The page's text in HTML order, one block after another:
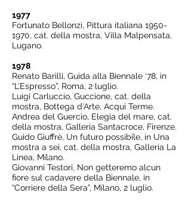
1977
Fortunato Bellonzi, Pittura italiana 1950-
1970, cat. della mostra, Villa Malpensata,
Lugano.
1978
Renato Barilli, Guida alla Biennale ‘78, in
“L’Espresso”, Roma, 2 luglio.
Luigi Carluccio, Guccione, cat. della
mostra, Bottega d’Arte, Acqui Terme.
Andrea del Guercio, Elegia del mare, cat.
della mostra, Galleria Santacroce, Firenze.
Guido Giuffrè, Un futuro possibile, in Una
mostra a sei, cat. della mostra, Galleria La
Linea, Milano.
Giovanni Testori, Non getteremo alcun
fiore sul cadavere della Biennale, in
“Corriere della Sera”, Milano, 2 luglio.